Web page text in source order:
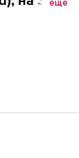
еще